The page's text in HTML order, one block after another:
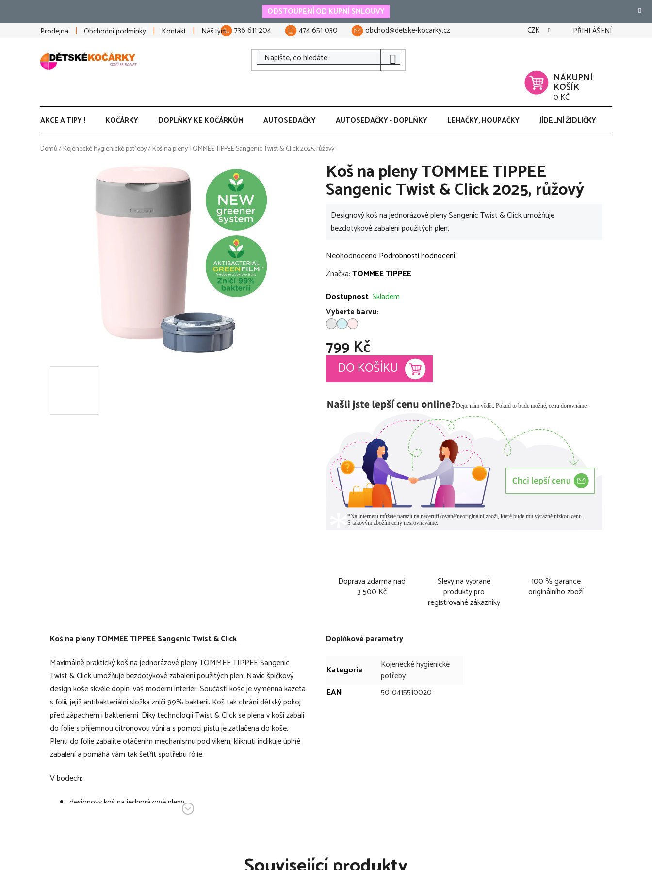
obsah
ODSTOUPENÍ OD KUPNÍ SMLOUVY
Prodejna
Obchodní podmínky Kontakt Náš tým 736 611 204 474 651 030 obchod@detske-kocarky.cz CZK PŘIHLÁŠENÍ
NÁKUPNÍ
KOŠÍK
0 KČ
AKCE A TIPY ! KOČÁRKY DOPLŇKY KE KOČÁRKŮM AUTOSEDAČKY AUTOSEDAČKY - DOPLŇKY LEHAČKY, HOUPAČKY JÍDELNÍ ŽIDLIČKY
Domů/Kojenecké hygienické potřeby/Koš na pleny TOMMEE TIPPEE Sangenic Twist & Click 2025, růžový
Koš na pleny TOMMEE TIPPEE
Sangenic Twist & Click 2025, růžový
Designový koš na jednorázové pleny Sangenic Twist & Click umožňuje
bezdotykové zabalení použitých plen.
Průměrné
hodnocení
je
0,0
z
hvězdiček.
Neohodnoceno Podrobnosti hodnocení
Značka:TOMMEE TIPPEE
Dostupnost Skladem
Vyberte barvu:
799 Kč
Měrná cena:
DO KOŠÍKU
Doprava zdarma nad
3 500 Kč
Slevy na vybrané
produkty pro
registrované zákazníky
100 % garance
originálního zboží
Koš na pleny TOMMEE TIPPEE Sangenic Twist & Click
Maximálně praktický koš na jednorázové pleny TOMMEE TIPPEE Sangenic
Twist & Click umožňuje bezdotykové zabalení použitých plen. Navíc špičkový
design koše skvěle doplní váš moderní interiér. Součástí koše je výměnná kazeta
s fólií, jejíž antibakteriální složka zničí 99% bakterií. Koš tak chrání dětský pokoj
před zápachem i bakteriemi. Díky technologii Twist & Click se plena v koši zabalí
do fólie s příjemnou citrónovou vůní a s pomocí pístu je zatlačena do koše.
Plenu do fólie zabalíte otáčením mechanismu pod víkem, kliknutí indikuje úplné
zabalení a pomáhá vám tak šetřit spotřebu fólie.
V bodech:
designový koš na jednorázové pleny
umožňuje bezdotykové zabalení použitých plen
Doplňkové parametry
Kategorie
Kojenecké hygienické
potřeby
EAN
5010415510020